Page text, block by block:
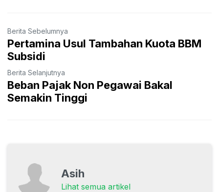
Berita Sebelumnya
Pertamina Usul Tambahan Kuota BBM
Subsidi
Berita Selanjutnya
Beban Pajak Non Pegawai Bakal
Semakin Tinggi
Asih
Lihat semua artikel